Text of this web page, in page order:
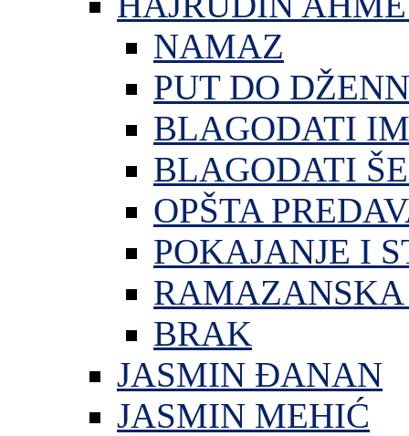
NAMAZ
PUT DO
BLAGODATI
BLAGODATI
OPŠTA
POKAJANJE I
RAMAZANSKA
BRAK
JASMIN ĐANAN
JASMIN MEHIĆ